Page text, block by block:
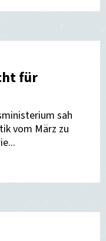
für
sah
vom März zu